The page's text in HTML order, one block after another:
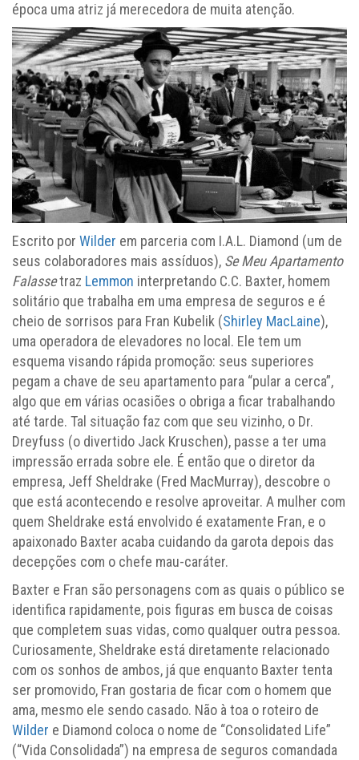
época uma atriz já merecedora de muita atenção.
Escrito por Wilder em parceria com I.A.L. Diamond (um de
seus colaboradores mais assíduos), Se Meu Apartamento
Falassetraz Lemmon interpretando C.C. Baxter, homem
solitário que trabalha em uma empresa de seguros e é
cheio de sorrisos para Fran Kubelik (Shirley MacLaine),
uma operadora de elevadores no local. Ele tem um
esquema visando rápida promoção: seus superiores
pegam a chave de seu apartamento para “pular a cerca”,
algo que em várias ocasiões o obriga a ficar trabalhando
até tarde. Tal situação faz com que seu vizinho, o Dr.
Dreyfuss (o divertido Jack Kruschen), passe a ter uma
impressão errada sobre ele. É então que o diretor da
empresa, Jeff Sheldrake (Fred MacMurray), descobre o
que está acontecendo e resolve aproveitar. A mulher com
quem Sheldrake está envolvido é exatamente Fran, e o
apaixonado Baxter acaba cuidando da garota depois das
decepções com o chefe mau-caráter.
Baxter e Fran são personagens com as quais o público se
identifica rapidamente, pois figuras em busca de coisas
que completem suas vidas, como qualquer outra pessoa.
Curiosamente, Sheldrake está diretamente relacionado
com os sonhos de ambos, já que enquanto Baxter tenta
ser promovido, Fran gostaria de ficar com o homem que
ama, mesmo ele sendo casado. Não à toa o roteiro de
Wilder e Diamond coloca o nome de “Consolidated Life”
(“Vida Consolidada”) na empresa de seguros comandada